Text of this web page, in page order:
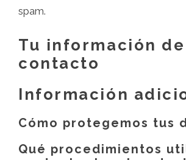
spam.
Tu información de
contacto
Información
Cómo protegemos tus
Qué procedimientos